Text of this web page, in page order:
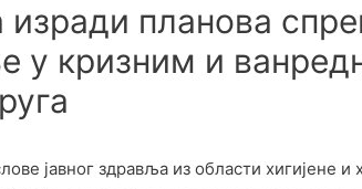
планова
у кризним и
јавног здравља из области хигијене